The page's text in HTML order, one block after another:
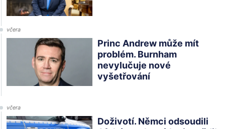
včera
Princ Andrew může mít
problém. Burnham
nevylučuje nové
vyšetřování
včera
Doživotí. Němci odsoudili